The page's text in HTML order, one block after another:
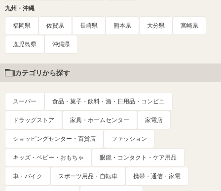
九州・沖縄
福岡県 佐賀県 長崎県 熊本県 大分県 宮崎県
鹿児島県 沖縄県
カテゴリから探す
スーパー 食品・菓子・飲料・酒・日用品・コンビニ
ドラッグストア 家具・ホームセンター 家電店
ショッピングセンター・百貨店 ファッション
キッズ・ベビー・おもちゃ 眼鏡・コンタクト・ケア用品
車・バイク スポーツ用品・自転車 携帯・通信・家電